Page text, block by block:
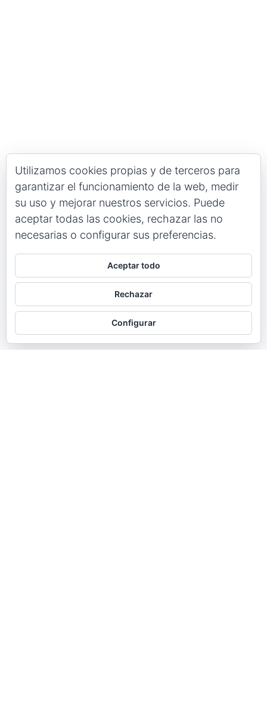
Utilizamos cookies propias y de terceros para
garantizar el funcionamiento de la web, medir
su uso y mejorar nuestros servicios. Puede
aceptar todas las cookies, rechazar las no
necesarias o configurar sus preferencias.
Aceptar todo
Rechazar
Configurar